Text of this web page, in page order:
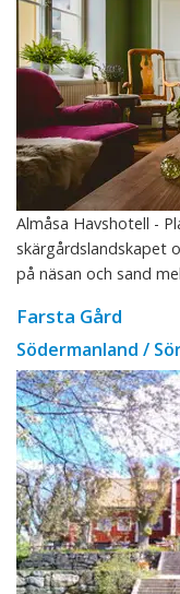
Almåsa Havshotell -
skärgårdslandskapet
på näsan och sand
Farsta Gård
Södermanland /